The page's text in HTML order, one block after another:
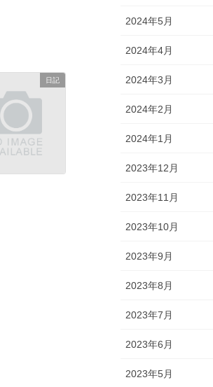
日記
2024年5月
2024年4月
2024年3月
2024年2月
2024年1月
2023年12月
2023年11月
2023年10月
2023年9月
2023年8月
2023年7月
2023年6月
2023年5月